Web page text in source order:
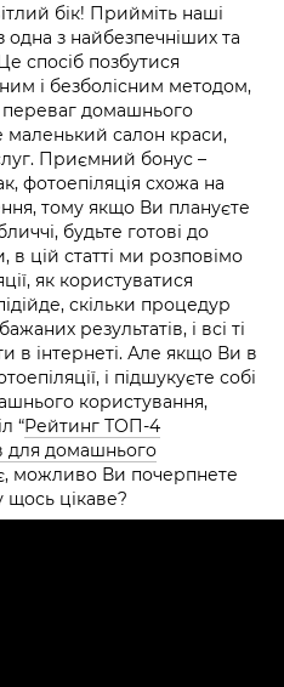
бік! Прийміть наші
одна з найбезпечніших та
спосіб позбутися
і безболісним методом,
переваг домашнього
маленький салон краси,
Приємний бонус –
фотоепіляція схожа на
тому якщо Ви плануєте
будьте готові до
в цій статті ми розповімо
як користуватися
скільки процедур
результатів, і всі ті
в інтернеті. Але якщо Ви в
і підшукуєте собі
користування,
“Рейтинг ТОП-4
для домашнього
можливо Ви почерпнете
щось цікаве?